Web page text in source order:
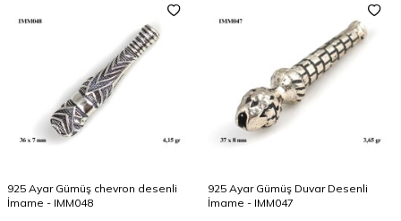
925 Ayar Gümüş chevron desenli
İmame - IMM048
925 Ayar Gümüş Duvar Desenli
İmame - IMM047